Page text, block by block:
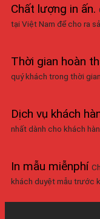
Chất lượng in ấn.
tại Việt Nam để cho ra
Thời gian hoàn
quý khách trong thời
Dịch vụ khách
nhất dành cho khách
In mẫu miễnphí
khách duyệt mẫu trước